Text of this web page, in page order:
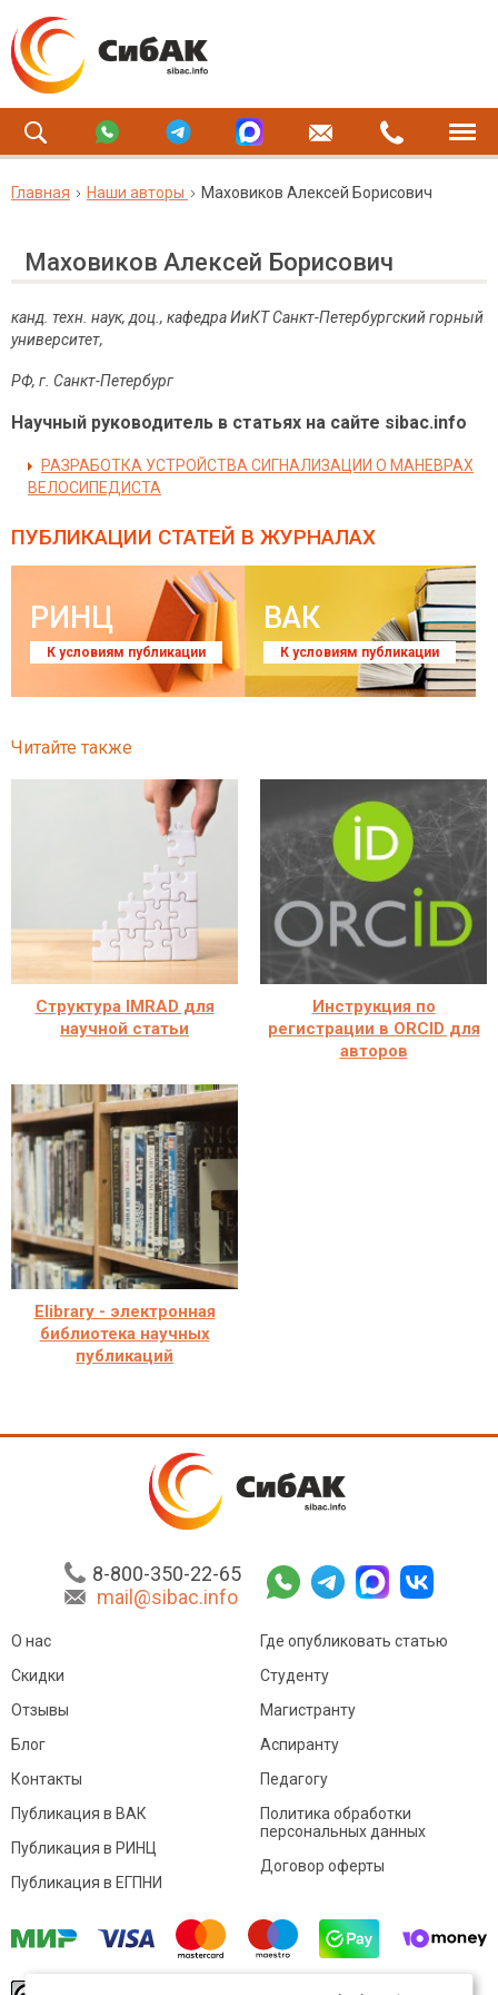
Главная Наши авторы Маховиков Алексей Борисович
Маховиков Алексей Борисович
канд. техн. наук, доц., кафедра ИиКТСанкт-Петербургский горный
университет,
РФ, г. Санкт-Петербург
Научный руководитель в статьях на сайте sibac.info
РАЗРАБОТКА УСТРОЙСТВА СИГНАЛИЗАЦИИ О МАНЕВРАХ
ВЕЛОСИПЕДИСТА
ПУБЛИКАЦИИ СТАТЕЙ В ЖУРНАЛАХ
РИНЦ
К условиям публикации
ВАК
К условиям публикации
Читайте также
Структура IMRAD для
научной статьи
Инструкция по
регистрации в ORCID для
авторов
Elibrary - электронная
библиотека научных
публикаций
8-800-350-22-65
mail@sibac.info
О нас
Скидки
Отзывы
Блог
Контакты
Где опубликовать статью
Студенту
Магистранту
Аспиранту
Педагогу
Публикация в ВАК
Публикация в РИНЦ
Публикация в ЕГПНИ
Политика обработки
персональных данных
Договор оферты